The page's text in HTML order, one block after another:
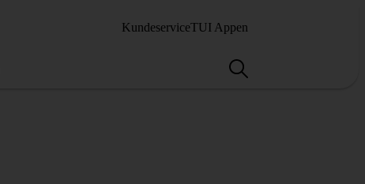
KundeserviceTUI Appen